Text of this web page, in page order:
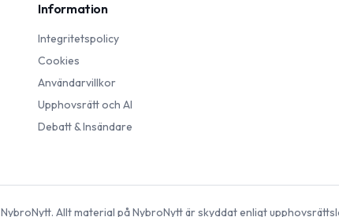
Information
Integritetspolicy
Cookies
Användarvillkor
Upphovsrätt och AI
Debatt & Insändare
NybroNytt. Allt material påNybroNyttär skyddat enligt